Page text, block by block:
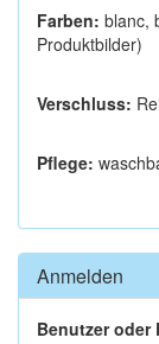
Farben: blanc,
Produktbilder)
Verschluss:
Pflege:
Anmelden
Benutzer oder